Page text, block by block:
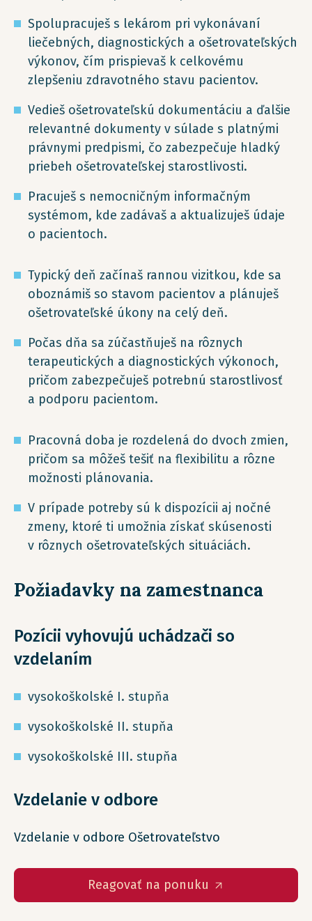
Spolupracuješ s lekárom pri vykonávaní
liečebných, diagnostických a ošetrovateľských
výkonov, čím prispievaš k celkovému
zlepšeniu zdravotného stavu pacientov.
Vedieš ošetrovateľskú dokumentáciu a ďalšie
relevantné dokumenty v súlade s platnými
právnymi predpismi, čo zabezpečuje hladký
priebeh ošetrovateľskej starostlivosti.
Pracuješ s nemocničným informačným
systémom, kde zadávaš a aktualizuješ údaje
o pacientoch.
Typický deň začínaš rannou vizitkou, kde sa
oboznámiš so stavom pacientov a plánuješ
ošetrovateľské úkony na celý deň.
Počas dňa sa zúčastňuješ na rôznych
terapeutických a diagnostických výkonoch,
pričom zabezpečuješ potrebnú starostlivosť
a podporu pacientom.
Pracovná doba je rozdelená do dvoch zmien,
pričom sa môžeš tešiť na flexibilitu a rôzne
možnosti plánovania.
V prípade potreby sú k dispozícii aj nočné
zmeny, ktoré ti umožnia získať skúsenosti
v rôznych ošetrovateľských situáciách.
Požiadavky na zamestnanca
Pozícii vyhovujú uchádzači so
vzdelaním
vysokoškolské I. stupňa
vysokoškolské II. stupňa
vysokoškolské III. stupňa
Vzdelanie v odbore
Vzdelanie v odbore Ošetrovateľstvo
Reagovať na ponuku